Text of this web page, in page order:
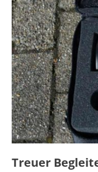
Treuer